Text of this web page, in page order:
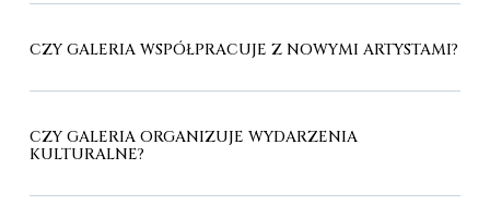
CZY GALERIA WSPÓŁPRACUJE Z NOWYMI ARTYSTAMI?
CZY GALERIA ORGANIZUJE WYDARZENIA
KULTURALNE?